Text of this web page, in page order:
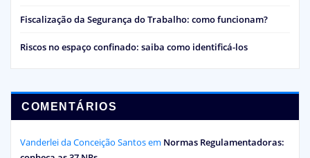
Fiscalização da Segurança do Trabalho: como funcionam?
Riscos no espaço confinado: saiba como identificá-los
COMENTÁRIOS
Vanderlei da Conceição Santosem Normas Regulamentadoras: